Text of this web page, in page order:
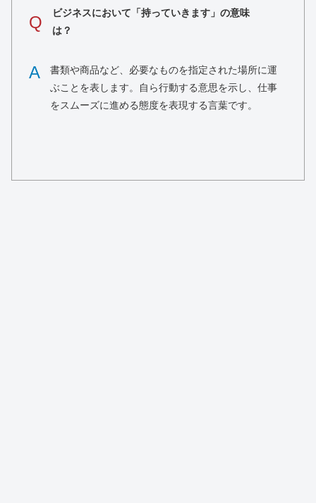
Q
ビジネスにおいて「持っていきます」の意味
は？
A
書類や商品など、必要なものを指定された場所に運
ぶことを表します。自ら行動する意思を示し、仕事
をスムーズに進める態度を表現する言葉です。